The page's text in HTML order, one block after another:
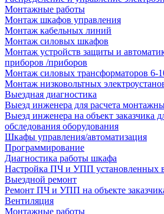
Монтажные работы
Монтаж шкафов управления
Монтаж кабельных линий
Монтаж силовых шкафов
Монтаж устройств защиты и
приборов /приборов
Монтаж силовых трансформаторов 6-
Монтаж низковольтных
Выездная диагностика
Выезд инженера для расчета
Выезд инженера на объект заказчика
обследования оборудования
Шкафы управления/автоматизация
Программирование
Диагностика работы шкафа
Настройка ПЧ и УПП установленных
Выездной ремонт
Ремонт ПЧ и УПП на объекте
Вентиляция
Монтажные работы